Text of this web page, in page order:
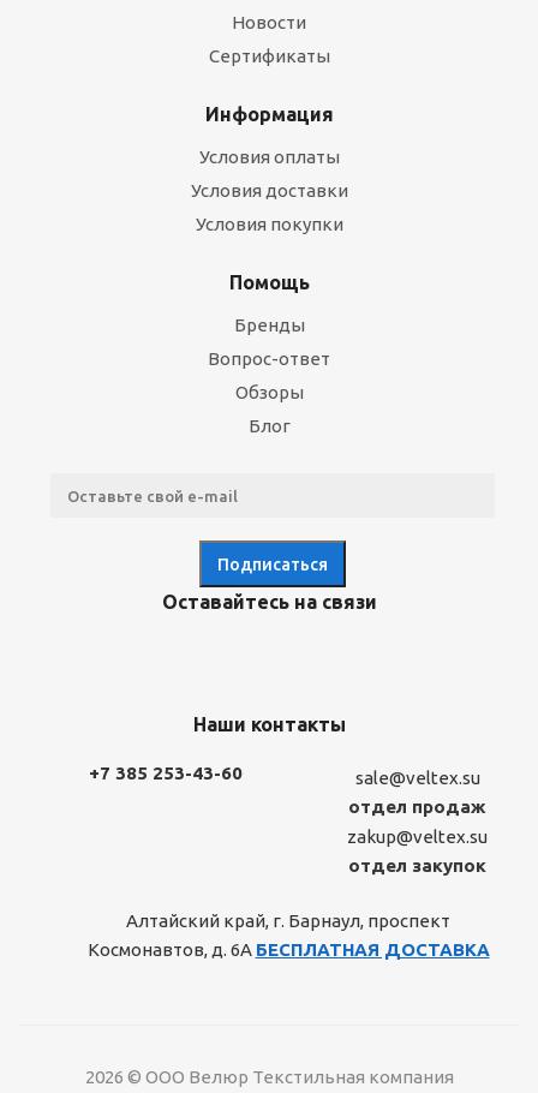
Новости
Сертификаты
Информация
Условия оплаты
Условия доставки
Условия покупки
Помощь
Бренды
Вопрос-ответ
Обзоры
Блог
Оставайтесь на связи
Наши контакты
+7 385 253-43-60
sale@veltex.su
отдел продаж
zakup@veltex.su
отдел закупок
Алтайский край, г. Барнаул, проспект
Космонавтов, д. 6А БЕСПЛАТНАЯ ДОСТАВКА
2026 © ООО Велюр Текстильная компания